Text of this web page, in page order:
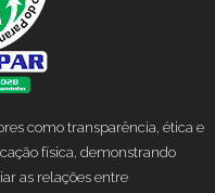
como transparência, ética e
física, demonstrando
as relações entre